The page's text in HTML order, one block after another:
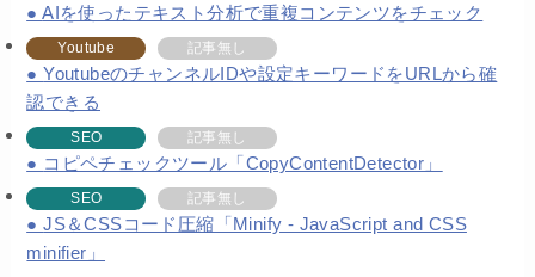
AIを使ったテキスト分析で重複コンテンツをチェック
Youtube 記事無し
YoutubeのチャンネルIDや設定キーワードをURLから確
認できる
SEO 記事無し
コピペチェックツール「CopyContentDetector」
SEO 記事無し
JS＆CSSコード圧縮「Minify - JavaScript and CSS
minifier」